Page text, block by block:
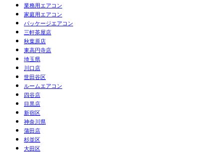
業務用エアコン
家庭用エアコン
パッケージエアコン
三軒茶屋店
秋葉原店
東高円寺店
埼玉県
川口店
世田谷区
ルームエアコン
四谷店
目黒店
新宿区
神奈川県
蒲田店
杉並区
大田区